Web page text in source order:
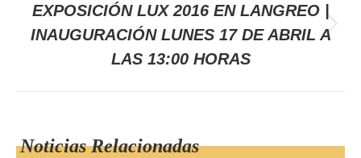
Publicación
siguiente:
EXPOSICIÓN LUX 2016 EN LANGREO |
INAUGURACIÓN LUNES 17 DE ABRIL A
LAS 13:00 HORAS
Noticias Relacionadas